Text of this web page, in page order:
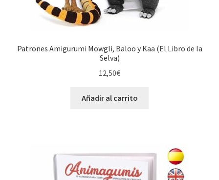
Patrones Amigurumi Mowgli, Baloo y Kaa (El Libro de la
Selva)
12,50€
Añadir al carrito